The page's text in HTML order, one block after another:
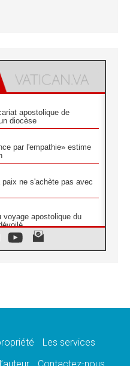
apostolique de
diocèse
par l'empathie» estime
paix ne s'achète pas avec
voyage apostolique du
sur l'éducation
jours de prière pour la
Les services